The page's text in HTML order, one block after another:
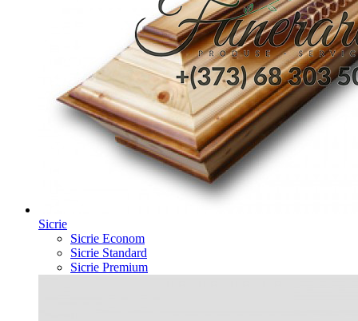
Sicrie
Sicrie Econom
Sicrie Standard
Sicrie Premium